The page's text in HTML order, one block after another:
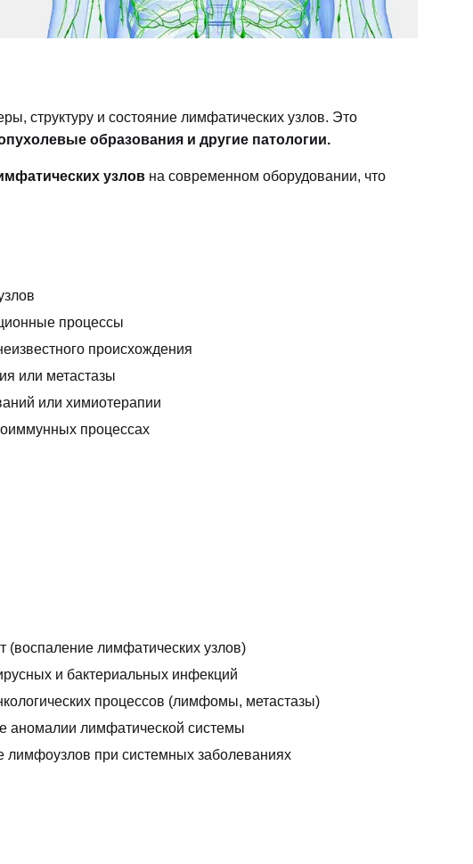
структуру и состояние лимфатических узлов. Это
образования и другие патологии.
узлов на современном оборудовании, что
процессы
происхождения
или метастазы
или химиотерапии
процессах
(воспаление лимфатических узлов)
и бактериальных инфекций
процессов (лимфомы, метастазы)
аномалии лимфатической системы
лимфоузлов при системных заболеваниях